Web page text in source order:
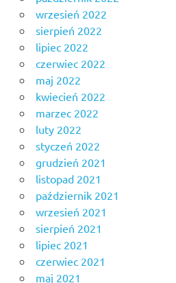
wrzesień 2022
sierpień 2022
lipiec 2022
czerwiec 2022
maj 2022
kwiecień 2022
marzec 2022
luty 2022
styczeń 2022
grudzień 2021
listopad 2021
październik 2021
wrzesień 2021
sierpień 2021
lipiec 2021
czerwiec 2021
maj 2021